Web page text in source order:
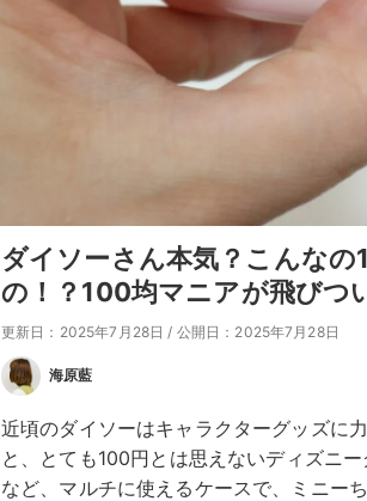
ダイソーさん本気？こんな
の！？100均マニアが飛びつ
更新日：2025年7月28日 / 公開日：2025年7月28日
海原藍
近頃のダイソーはキャラクターグッズに
と、とても100円とは思えないディズニ
など、マルチに使えるケースで、ミニー